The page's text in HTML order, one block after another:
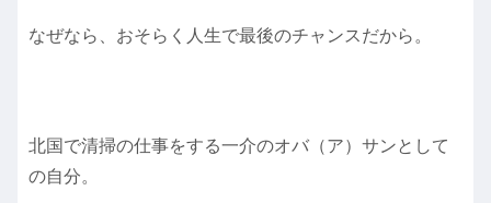
なぜなら、おそらく人生で最後のチャンスだから。
北国で清掃の仕事をする一介のオバ（ア）サンとして
の自分。